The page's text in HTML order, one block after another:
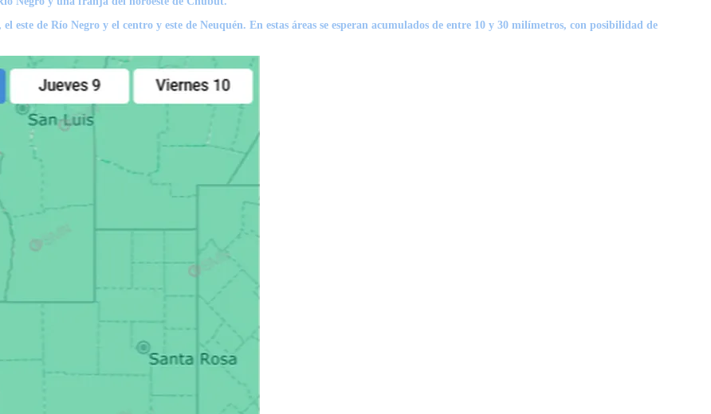
de Río Negro y el centro y este de Neuquén. En estas áreas se esperan acumulados de entre 10 y 30 milímetros, con posibilidad de